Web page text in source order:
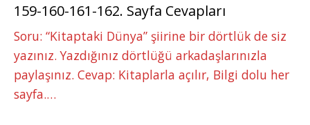
159-160-161-162. Sayfa Cevapları
Soru: “Kitaptaki Dünya” şiirine bir dörtlük de siz
yazınız. Yazdığınız dörtlüğü arkadaşlarınızla
paylaşınız. Cevap: Kitaplarla açılır, Bilgi dolu her
sayfa.…